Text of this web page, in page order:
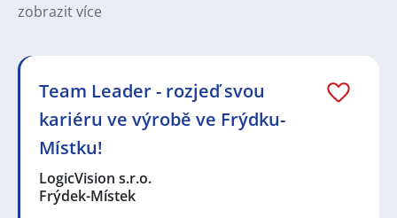
zobrazit více
zde silně zastoupen průmysl, zejména strojírenství,
automobilový a hutní sektor, ale uplatnění najdou i
lidé v oblasti logistiky, obchodu nebo administrativy.
Stále větší význam získávají také služby, ať už v
gastronomii, zdravotnictví nebo vzdělávání. Díky své
poloze a napojení na okolní regiony je práce ve
Frýdku-Místku dostupná pro zkušené odborníky i
absolventy, kteří hledají první zaměstnání.
Team Leader - rozjeď svou
kariéru ve výrobě ve Frýdku-
Místku!
LogicVision s.r.o.
Frýdek-Místek